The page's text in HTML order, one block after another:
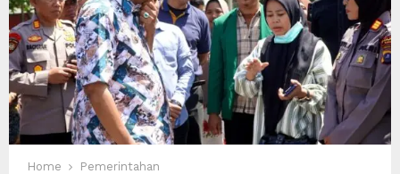
Home
Pemerintahan